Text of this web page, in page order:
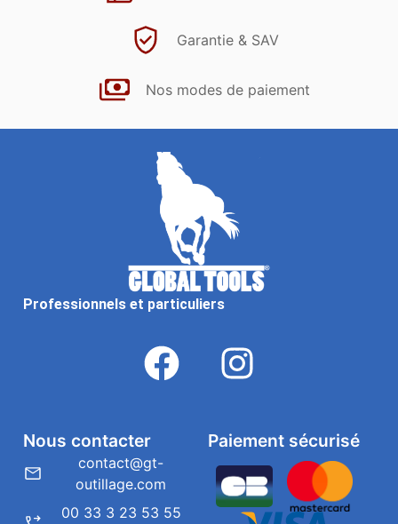
Garantie & SAV
Nos modes de paiement
Professionnels et particuliers
Paiement sécurisé
Nous contacter
contact@gt-
outillage.com
00 33 3 23 53 55